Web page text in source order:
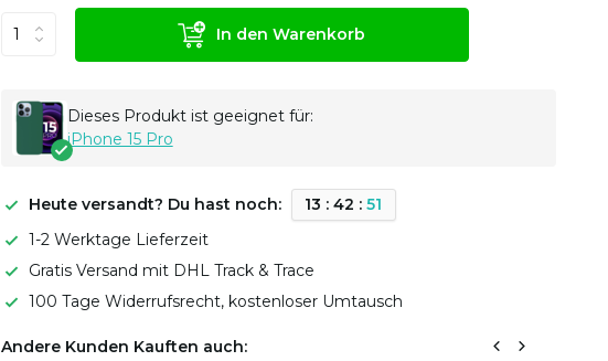
In den Warenkorb
Dieses Produkt ist geeignet für:
iPhone 15 Pro
Heute versandt? Du hast noch: 13 :42 :51
1-2 Werktage Lieferzeit
Gratis Versand mit DHL Track & Trace
100 Tage Widerrufsrecht, kostenloser Umtausch
Andere Kunden Kauften auch: